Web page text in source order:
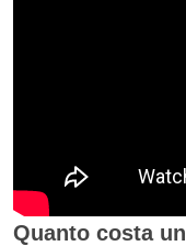
Quanto costa